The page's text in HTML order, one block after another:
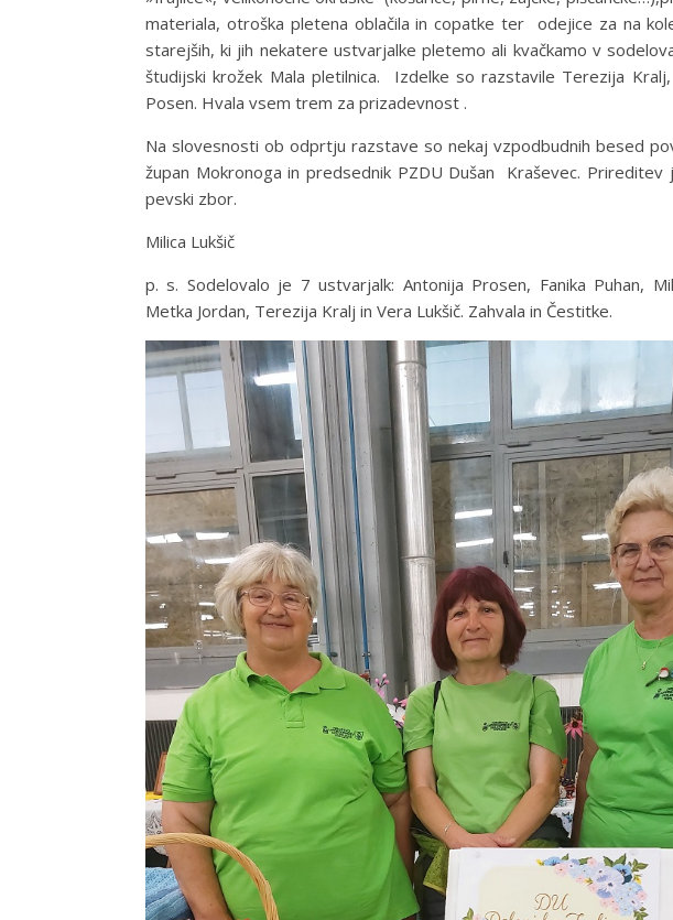
materiala, otroška pletena oblačila in copatke ter odejice za na
starejših, ki jih nekatere ustvarjalke pletemo ali kvačkamo v
študijski krožek Mala pletilnica. Izdelke so razstavile Terezija
Posen. Hvala vsem trem za prizadevnost .
Na slovesnosti ob odprtju razstave so nekaj vzpodbudnih besed
župan Mokronoga in predsednik PZDU Dušan Kraševec.
pevski zbor.
Milica Lukšič
p. s. Sodelovalo je 7 ustvarjalk: Antonija Prosen, Fanika Puhan,
Metka Jordan, Terezija Kralj in Vera Lukšič. Zahvala in Čestitke.